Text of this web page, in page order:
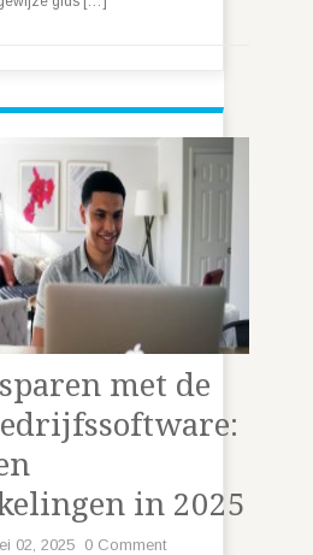
met de
in 2025
02, 2025 0 Comment